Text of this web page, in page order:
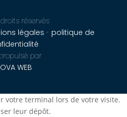
réservés
légales- politique de
par
WEB
votre terminal lors de votre visite.
leur dépôt.